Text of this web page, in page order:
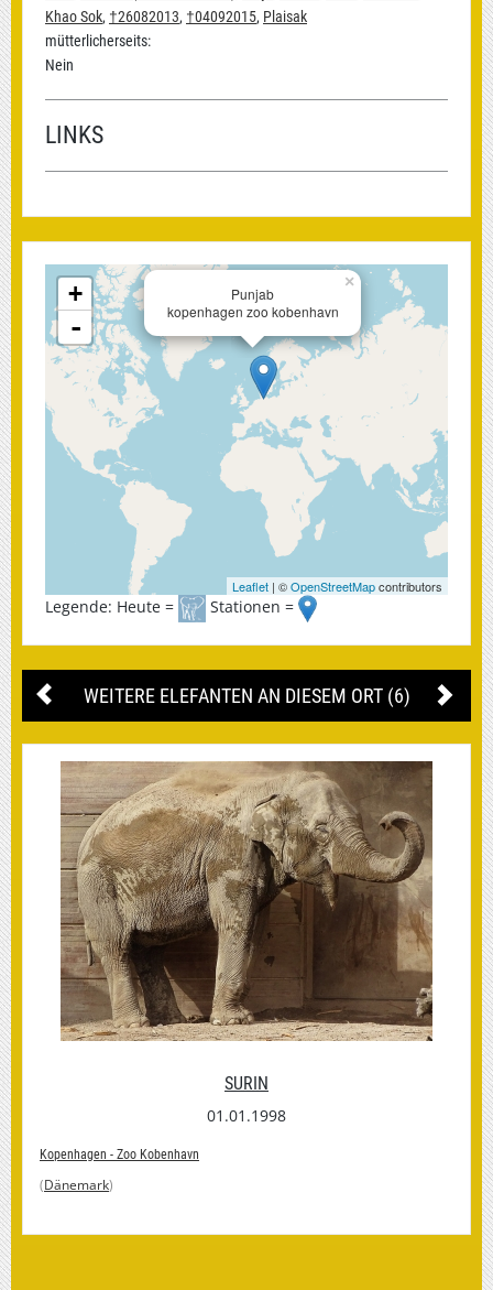
Khao Sok, †26082013, †04092015, Plaisak
mütterlicherseits:
Nein
LINKS
×
Punjab
kopenhagen zoo kobenhavn
+
-
Leaflet | ©OpenStreetMapcontributors
Legende: Heute = Stationen =
WEITERE ELEFANTEN AN DIESEM ORT (6)
SURIN
01.01.1998
Kopenhagen - Zoo Kobenhavn
(Dänemark)